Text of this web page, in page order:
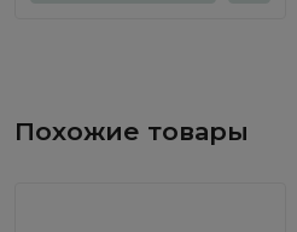
Похожие товары